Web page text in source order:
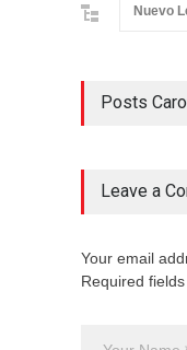
Nuevo
Posts
Leave a
Your email
Required